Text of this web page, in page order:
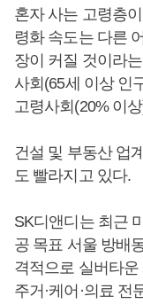
혼자 사는 고령층
령화 속도는 다른
장이 커질 것이라
사회(65세 이상 인
고령사회(20% 이
건설 및 부동산 업
도 빨라지고 있다.
SK디앤디는 최근
공 목표 서울 방배
격적으로 실버타
주거·케어·의료 전